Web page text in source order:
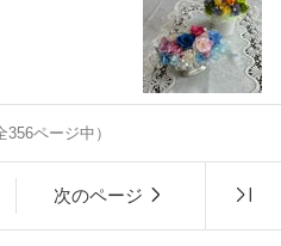
356ページ中）
次のページ